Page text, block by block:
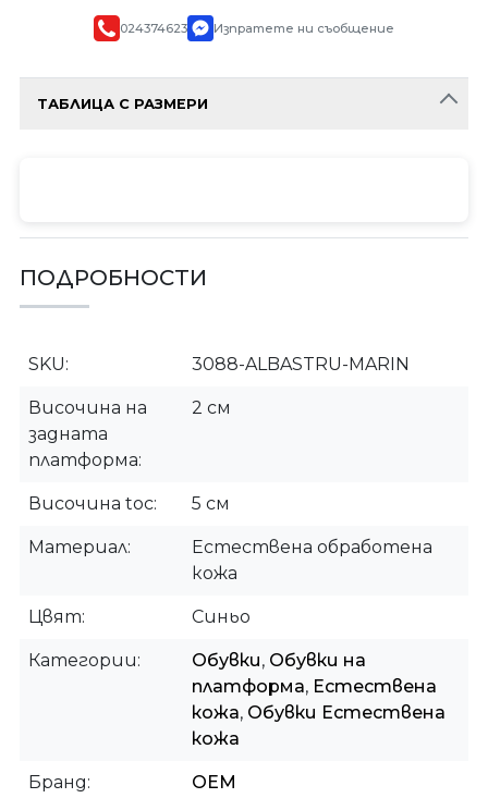
024374623 Изпратете ни съобщение
ТАБЛИЦА С РАЗМЕРИ
ПОДРОБНОСТИ
SKU 3088-ALBASTRU-MARIN
Височина на
задната
платформа
2 см
Височина toc 5 см
Материал
Естествена обработена
кожа
Цвят Синьо
Категории Обувки, Обувки на
платформа, Естествена
кожа, Обувки Естествена
кожа
Бранд OEM